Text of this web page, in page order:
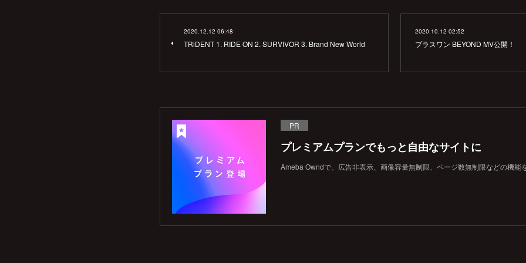
2020.12.12 06:48
TRiDENT 1. RIDE ON 2. SURVIVOR 3. Brand New World
2020.10.12 02:52
プラスワン BEYOND MV公開！
PR
プレミアムプランでもっと自由なサイトに
Ameba Owndで、広告非表示、画像容量無制限、ページ数無制限などの機能